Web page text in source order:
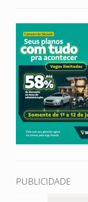
PUBLICIDADE